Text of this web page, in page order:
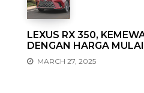
LEXUS RX 350,
DENGAN HARGA
MARCH 27, 2025